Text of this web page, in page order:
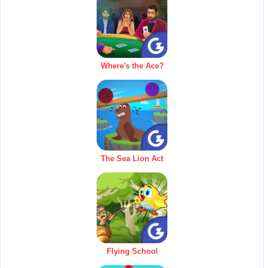
Where's the Ace?
The Sea Lion Act
Flying School